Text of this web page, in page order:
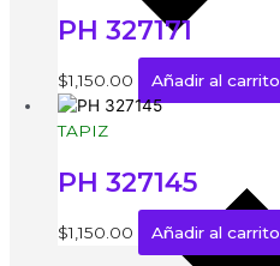
PH 327171
$1,150.00 Añadir al carrito
TAPIZ
PH 327145
$1,150.00 Añadir al carrito